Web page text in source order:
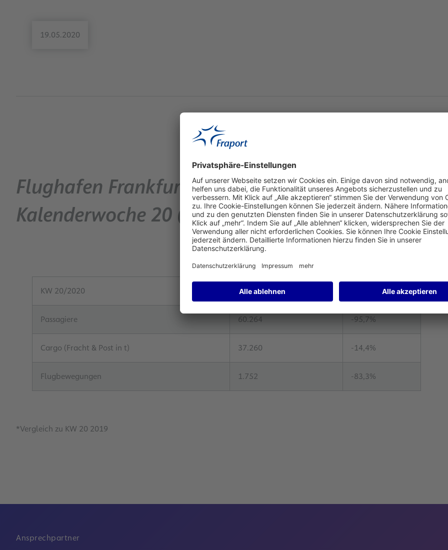
19.05.2020
Flughafen Frankfurt: Verkehrszahlen
Kalenderwoche 20 (11. – 17. Mai 2020)
KW 20/2020 Woche
Passagiere 60.264 -95,7%
Cargo (Fracht & Post in t) 37.260 -14,4%
Flugbewegungen 1.752 -83,3%
*Vergleich zu KW 20 2019
Ansprechpartner